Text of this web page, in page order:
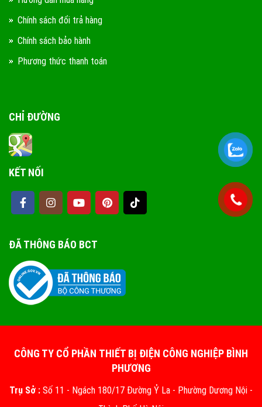
Chính sách đổi trả hàng
Chính sách bảo hành
Phương thức thanh toán
CHỈ ĐƯỜNG
KẾT NỐI
ĐÃ THÔNG BÁO BCT
CÔNG TY CỔ PHẦN THIẾT BỊ ĐIỆN CÔNG NGHIỆP BÌNH
PHƯƠNG
Trụ Sở : Số 11 - Ngách 180/17 Đường Ỷ La - Phường Dương Nội -